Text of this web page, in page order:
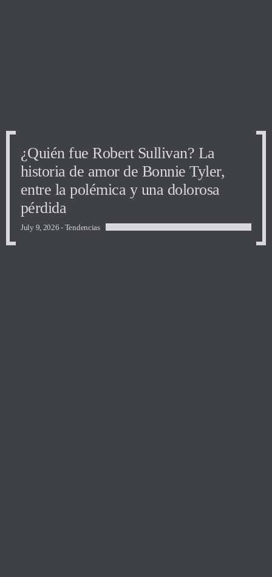
¿Quién fue Robert Sullivan? La
historia de amor de Bonnie Tyler,
entre la polémica y una dolorosa
pérdida
July 9, 2026 - Tendencias